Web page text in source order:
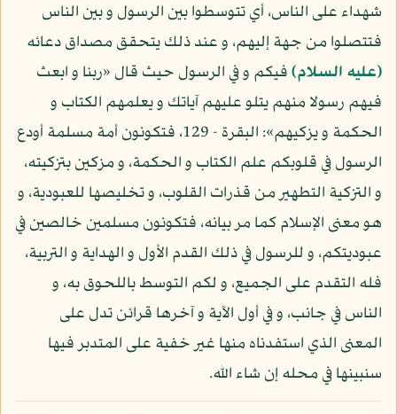
شهداء على الناس، أي تتوسطوا بين الرسول و بين الناس
فتتصلوا من جهة إليهم، و عند ذلك يتحقق مصداق دعائه
(عليه السلام)فيكم و في الرسول حيث قال «ربنا و ابعث
فيهم رسولا منهم يتلو عليهم آياتك و يعلمهم الكتاب و
الحكمة و يزكيهم»: البقرة - 129، فتكونون أمة مسلمة أودع
الرسول في قلوبكم علم الكتاب و الحكمة، و مزكين بتزكيته،
و التزكية التطهير من قذرات القلوب، و تخليصها للعبودية، و
هو معنى الإسلام كما مر بيانه، فتكونون مسلمين خالصين في
عبوديتكم، و للرسول في ذلك القدم الأول و الهداية و التربية،
فله التقدم على الجميع، و لكم التوسط باللحوق به، و
الناس في جانب، و في أول الآية و آخرها قرائن تدل على
المعنى الذي استفدناه منها غير خفية على المتدبر فيها
سنبينها في محله إن شاء الله.